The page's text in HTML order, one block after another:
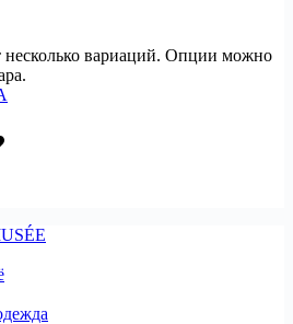
несколько вариаций. Опции можно